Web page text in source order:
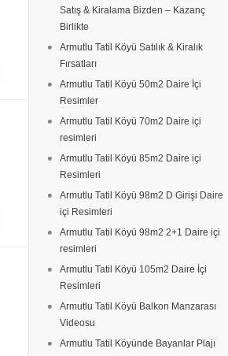
Satış & Kiralama Bizden – Kazanç
Birlikte
Armutlu Tatil Köyü Satılık & Kiralık
Fırsatları
Armutlu Tatil Köyü 50m2 Daire İçi
Resimler
Armutlu Tatil Köyü 70m2 Daire içi
resimleri
Armutlu Tatil Köyü 85m2 Daire içi
Resimleri
Armutlu Tatil Köyü 98m2 D Girişi Daire
içi Resimleri
Armutlu Tatil Köyü 98m2 2+1 Daire içi
resimleri
Armutlu Tatil Köyü 105m2 Daire İçi
Resimleri
Armutlu Tatil Köyü Balkon Manzarası
Videosu
Armutlu Tatil Köyünde Bayanlar Plajı